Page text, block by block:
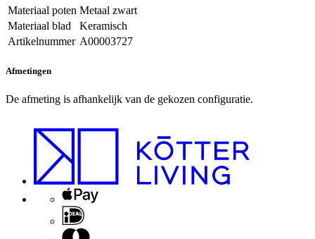
Materiaal poten Metaal zwart
Materiaal blad
Keramisch
Artikelnummer A00003727
Afmetingen
De afmeting is afhankelijk van de gekozen configuratie.